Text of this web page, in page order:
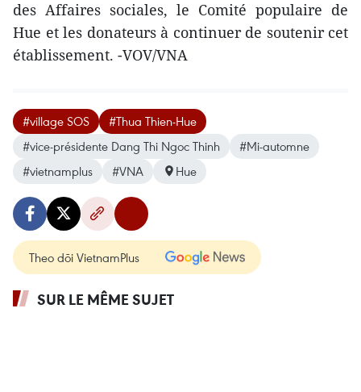
des Affaires sociales, le Comité populaire de
Hue et les donateurs à continuer de soutenir cet
établissement. -VOV/VNA
#village SOS
#Thua Thien-Hue
#vice-présidente Dang Thi Ngoc Thinh
#Mi-automne
#vietnamplus
#VNA Hue
Theo dõi VietnamPlus
SUR LE MÊME SUJET